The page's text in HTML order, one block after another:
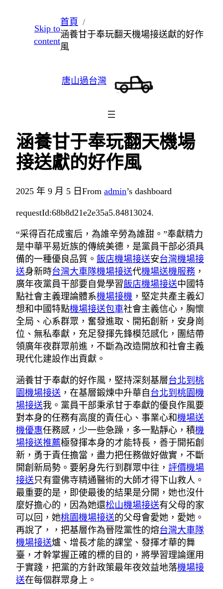
Skip to
content
首頁
涵養甘于奉玩翻天機場接送獻的好作
風
唐山過台灣
涵養甘于奉玩翻天機場
接送獻的好作風
2025 年 9 月 5 日 From admin’s dashboard
requestId:68b8d21e2e35a5.84813024.
“采得百花成蜜后，為誰辛勞為誰甜。”奉獻精力
是中華平易近族的傳統美德，是黨員干部必須具
備的一種優良品質。 飯店機場接送安台灣機場接
送身新時台灣大車隊機場接送代機場送機服務 ，
廣年夜黨員干部要自覺學習飯店機場接送中國特
點社會主義理論體系機場接機 ，堅定共產主義幻
想和中國特點機場接送包車社會主義信心，胸懷
全局、心系群眾，奮發進取、開拓創新，安身崗
位、無私奉獻，充足發揮先鋒模范感化，團結帶
領廣年夜群眾前進，不斷為改造開放和社會主義
現代化建設作出貢獻。
涵養甘于奉獻的好作風，堅持深刻基層 台北到桃
園機場接送 ，在基層鍛煉中升華自 台北到桃園機
場接送我。黨員干部秉承甘于奉獻的優良作風要
對本身的任務有高度的責任心、事業心和機場送
機優惠任務感，少一些急躁，多一點靜心，積機
場接送推薦極發揮本身的才能特長，善于開拓創
新，勇于責任擔當，盡力把任務做好做實，不斷
開創新局勢。要躬身先行到群眾中往， 評價機場
接送只有靈佛寺精通醫術的大師才得下山救人。
最重要的是，即使最後的結果是分開，她也沒什
麼好擔心的，因為她還松山機場接送有父母的家
可以回，她桃園機場接送的父母會愛她，愛她。
再說了，，把基層作為晉陞黨性的熔台灣大車隊
機場接送爐、增長才能的課堂、發揮才華的舞
臺，才幹掌握正確的標的目的，將學習理論運用
于實踐，把黨的方針政策最年夜效益地落機場接
送在每個群眾身上。